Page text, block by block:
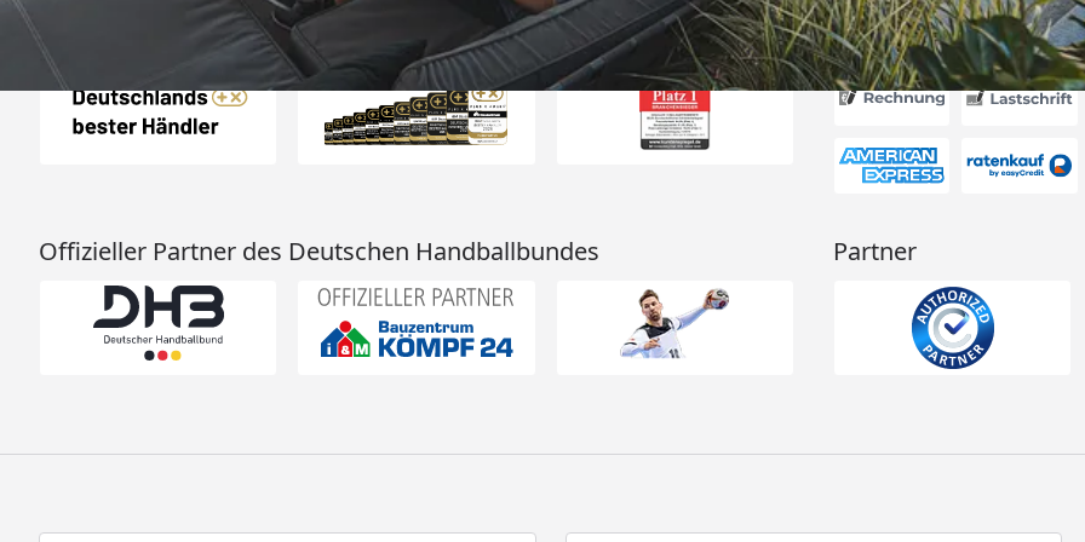
Auszeichnungen Akzeptierte
Offizieller Partner des Deutschen Handballbundes Partner